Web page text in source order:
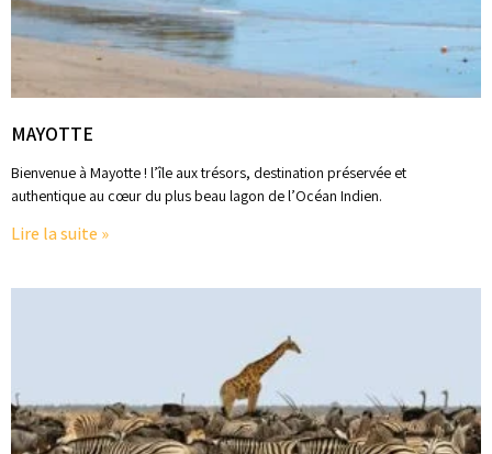
MAYOTTE
Bienvenue à Mayotte ! l’île aux trésors, destination préservée et
authentique au cœur du plus beau lagon de l’Océan Indien.
Lire la suite »